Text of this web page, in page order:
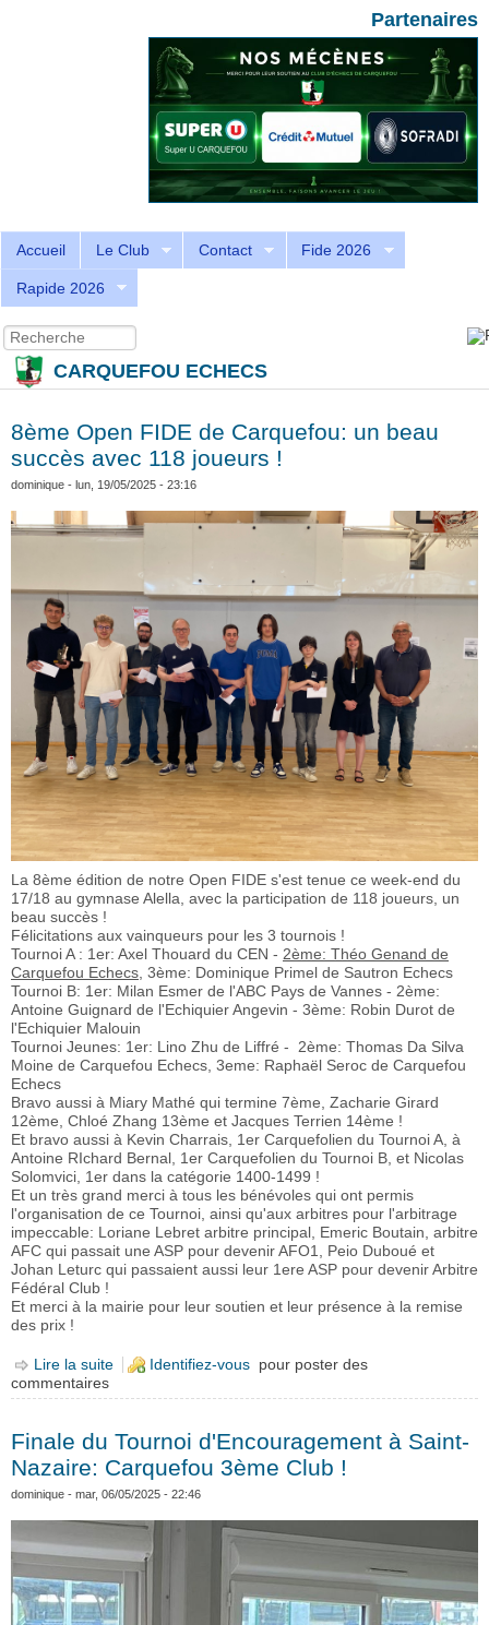
Partenaires
Accueil Le Club Contact Fide 2026
Rapide 2026
Formulaire de recherche
Recherche
CARQUEFOU ECHECS
8ème Open FIDE de Carquefou: un beau
succès avec 118 joueurs !
dominique - lun, 19/05/2025 - 23:16
La 8ème édition de notre Open FIDE s'est tenue ce week-end du
17/18 au gymnase Alella, avec la participation de 118 joueurs, un
beau succès !
Félicitations aux vainqueurs pour les 3 tournois !
Tournoi A : 1er: Axel Thouard du CEN - 2ème: Théo Genand de
Carquefou Echecs , 3ème: Dominique Primel de Sautron Echecs
Tournoi B: 1er: Milan Esmer de l'ABC Pays de Vannes - 2ème:
Antoine Guignard de l'Echiquier Angevin - 3ème: Robin Durot de
l'Echiquier Malouin
Tournoi Jeunes: 1er: Lino Zhu de Liffré - 2ème: Thomas Da Silva
Moine de Carquefou Echecs, 3eme: Raphaël Seroc de Carquefou
Echecs
Bravo aussi à Miary Mathé qui termine 7ème, Zacharie Girard
12ème, Chloé Zhang 13ème et Jacques Terrien 14ème !
Et bravo aussi à Kevin Charrais, 1er Carquefolien du Tournoi A, à
Antoine RIchard Bernal, 1er Carquefolien du Tournoi B, et Nicolas
Solomvici, 1er dans la catégorie 1400-1499 !
Et un très grand merci à tous les bénévoles qui ont permis
l'organisation de ce Tournoi, ainsi qu'aux arbitres pour l'arbitrage
impeccable: Loriane Lebret arbitre principal, Emeric Boutain, arbitre
AFC qui passait une ASP pour devenir AFO1, Peio Duboué et
Johan Leturc qui passaient aussi leur 1ere ASP pour devenir Arbitre
Fédéral Club !
Et merci à la mairie pour leur soutien et leur présence à la remise
des prix !
Lire la suite de 8ème Open FIDE de Carquefou: un beau succès
Identifiez-vous pour poster des
commentaires
Finale du Tournoi d'Encouragement à Saint-
Nazaire: Carquefou 3ème Club !
dominique - mar, 06/05/2025 - 22:46